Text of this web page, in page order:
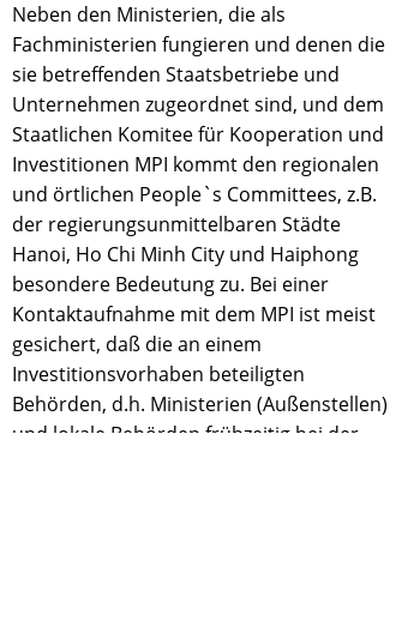
Neben den Ministerien, die als
Fachministerien fungieren und denen die
sie betreffenden Staatsbetriebe und
Unternehmen zugeordnet sind, und dem
Staatlichen Komitee für Kooperation und
Investitionen MPI kommt den regionalen
und örtlichen People`s Committees, z.B.
der regierungsunmittelbaren Städte
Hanoi, Ho Chi Minh City und Haiphong
besondere Bedeutung zu. Bei einer
Kontaktaufnahme mit dem MPI ist meist
gesichert, daß die an einem
Investitionsvorhaben beteiligten
Behörden, d.h. Ministerien (Außenstellen)
und lokale Behörden frühzeitig bei der